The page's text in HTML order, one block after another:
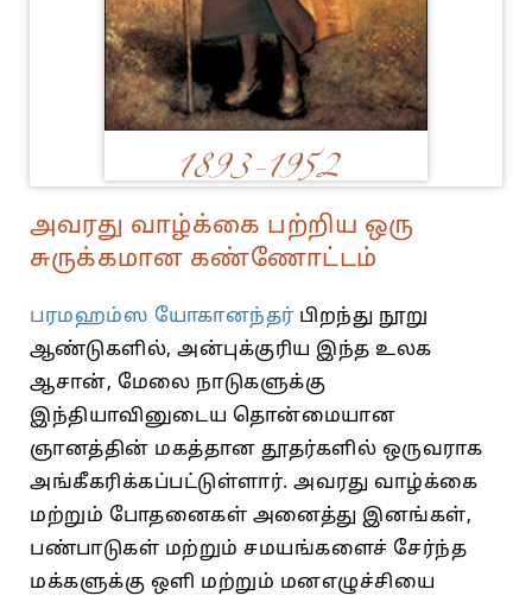
அவரது வாழ்க்கை பற்றிய ஒரு
சுருக்கமான கண்ணோட்டம்
பரமஹம்ஸ யோகானந்தர் பிறந்து நூறு
ஆண்டுகளில், அன்புக்குரிய இந்த உலக
ஆசான், மேலை நாடுகளுக்கு
இந்தியாவினுடைய தொன்மையான
ஞானத்தின் மகத்தான தூதர்களில் ஒருவராக
அங்கீகரிக்கப்பட்டுள்ளார். அவரது வாழ்க்கை
மற்றும் போதனைகள் அனைத்து இனங்கள்,
பண்பாடுகள் மற்றும் சமயங்களைச் சேர்ந்த
மக்களுக்கு ஒளி மற்றும் மனஎழுச்சியை